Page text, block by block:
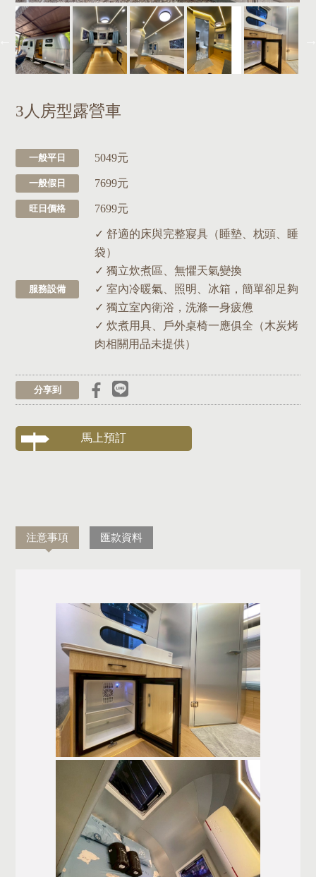
3人房型露營車
一般平日 5049元
一般假日 7699元
旺日價格 7699元
服務設備
✓ 舒適的床與完整寢具（睡墊、枕頭、睡
袋）
✓ 獨立炊煮區、無懼天氣變換
✓ 室內冷暖氣、照明、冰箱，簡單卻足夠
✓ 獨立室內衛浴，洗滌一身疲憊
✓ 炊煮用具、戶外桌椅一應俱全（木炭烤
肉相關用品未提供）
分享到
馬上預訂
注意事項 匯款資料